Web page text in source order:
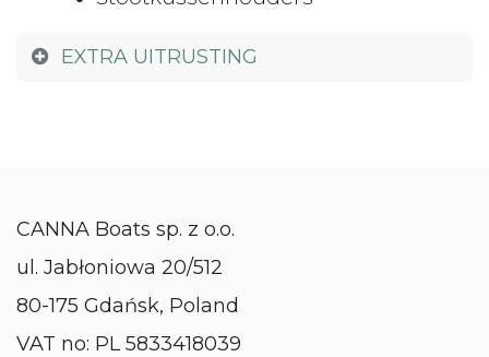
EXTRA UITRUSTING
CANNA Boats sp. z o.o.
ul. Jabłoniowa 20/512
80-175 Gdańsk, Poland
VAT no: PL 5833418039